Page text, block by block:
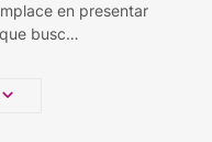
en presentar
busc…